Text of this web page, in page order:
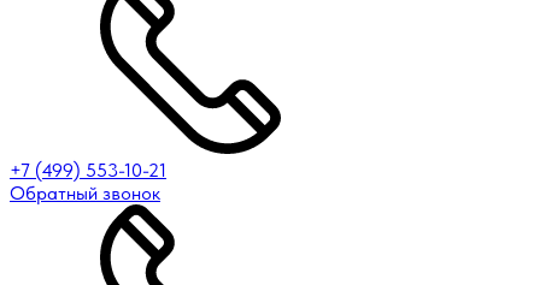
+7 (499) 553-10-21
Обратный звонок